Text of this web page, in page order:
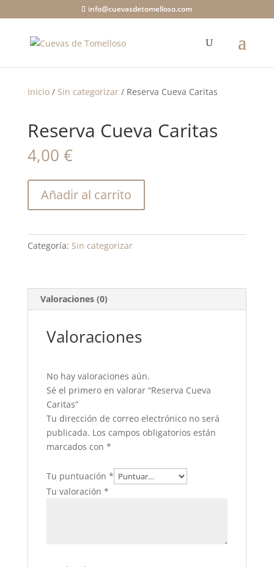
info@cuevasdetomelloso.com
Inicio/ Sin categorizar/ Reserva Cueva Caritas
Reserva Cueva Caritas
4,00 €
Cueva
Caritas
Añadir al carrito
Categoría: Sin categorizar
Valoraciones (0)
Valoraciones
No hay valoraciones aún.
Sé el primero en valorar “Reserva Cueva
Caritas”
Tu dirección de correo electrónico no será
publicada. Los campos obligatorios están
marcados con *
Tu puntuación *
Tu valoración *